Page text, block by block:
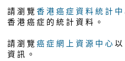
請 瀏 覽 香 港 癌 症 資 料 統 計 中
香 港 癌 症 的 統 計 資 料 。
請 瀏 覽 癌 症 網 上 資 源 中 心 以
資 訊 。